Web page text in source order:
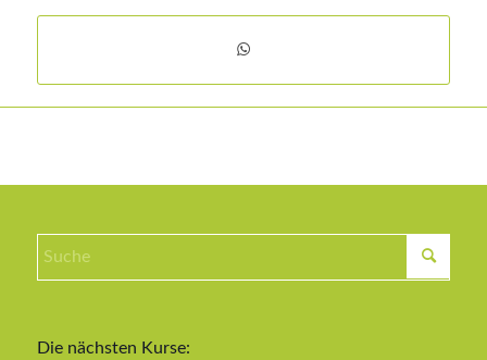
Die nächsten Kurse: